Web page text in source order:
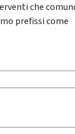
che
prefissi come